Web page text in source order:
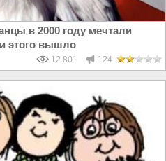
в 2000 году мечтали
и этого вышло
12 801 124